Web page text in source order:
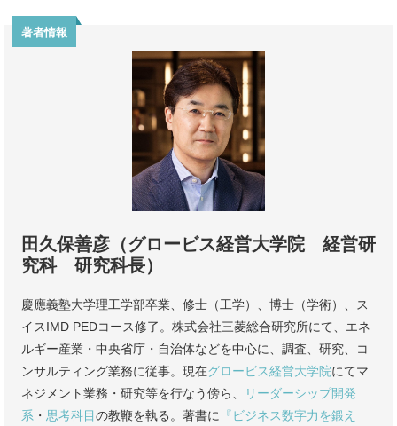
著者情報
田久保善彦（グロービス経営大学院 経営研
究科 研究科長）
慶應義塾大学理工学部卒業、修士（工学）、博士（学術）、ス
イスIMD PEDコース修了。株式会社三菱総合研究所にて、エネ
ルギー産業・中央省庁・自治体などを中心に、調査、研究、コ
ンサルティング業務に従事。現在グロービス経営大学院にてマ
ネジメント業務・研究等を行なう傍ら、
リーダーシップ開発
系 ・ 思考科目の教鞭を執る。著書に 『ビジネス数字力を鍛え